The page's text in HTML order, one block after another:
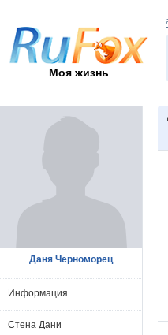
Моя жизнь
Даня Черноморец
Информация
Стена Дани